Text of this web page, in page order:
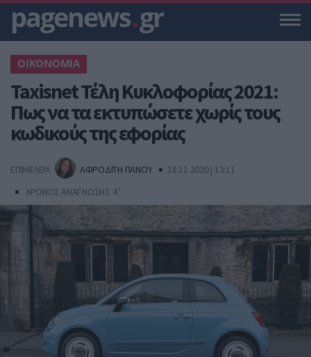
pagenews.gr
ΟΙΚΟΝΟΜΙΑ
Taxisnet Τέλη Κυκλοφορίας 2021:
Πως να τα εκτυπώσετε χωρίς τους
κωδικούς της εφορίας
ΕΠΙΜΕΛΕΙΑ ΑΦΡΟΔΙΤΗ ΠΑΝΟΥ
18.11.2020 | 13:11
ΧΡΟΝΟΣ ΑΝΑΓΝΩΣΗΣ 4 '